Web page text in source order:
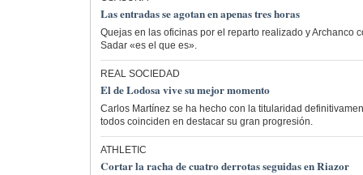
Las entradas se agotan en apenas tres horas
Quejas en las oficinas por el reparto realizado y Archanco
Sadar «es el que es».
REAL SOCIEDAD
El de Lodosa vive su mejor momento
Carlos Martínez se ha hecho con la titularidad
todos coinciden en destacar su gran progresión.
ATHLETIC
Cortar la racha de cuatro derrotas seguidas en Riazor